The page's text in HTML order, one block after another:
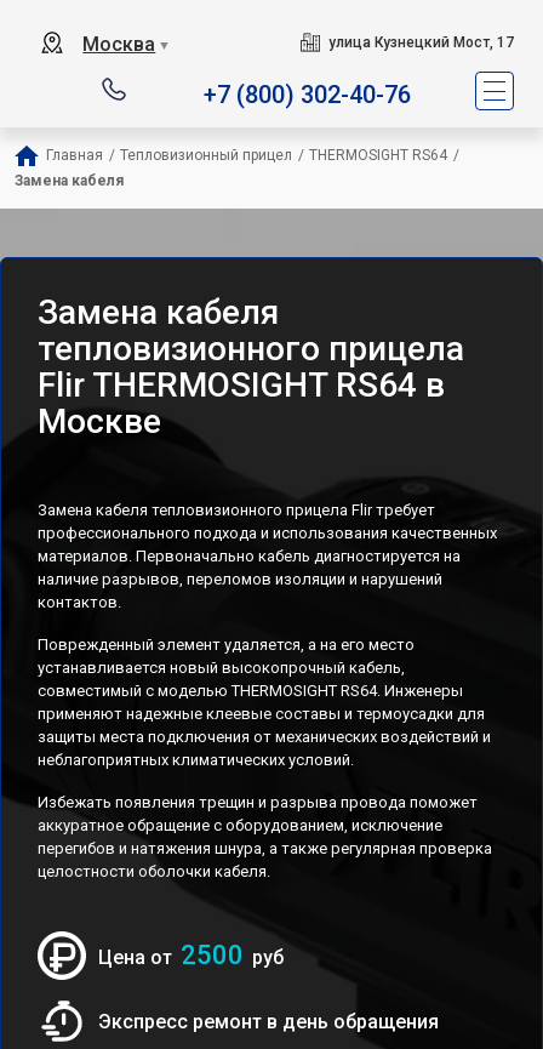
Москва ▼ улица Кузнецкий Мост, 17
+7 (800) 302-40-76
Главная / Тепловизионный прицел / THERMOSIGHT RS64 /
Замена кабеля
Замена кабеля
тепловизионного прицела
Flir THERMOSIGHT RS64 в
Москве
Замена кабеля тепловизионного прицела Flir требует
профессионального подхода и использования качественных
материалов. Первоначально кабель диагностируется на
наличие разрывов, переломов изоляции и нарушений
контактов.
Поврежденный элемент удаляется, а на его место
устанавливается новый высокопрочный кабель,
совместимый с моделью THERMOSIGHT RS64. Инженеры
применяют надежные клеевые составы и термоусадки для
защиты места подключения от механических воздействий и
неблагоприятных климатических условий.
Избежать появления трещин и разрыва провода поможет
аккуратное обращение с оборудованием, исключение
перегибов и натяжения шнура, а также регулярная проверка
целостности оболочки кабеля.
Цена от 2500 руб
Экспресс ремонт в день обращения